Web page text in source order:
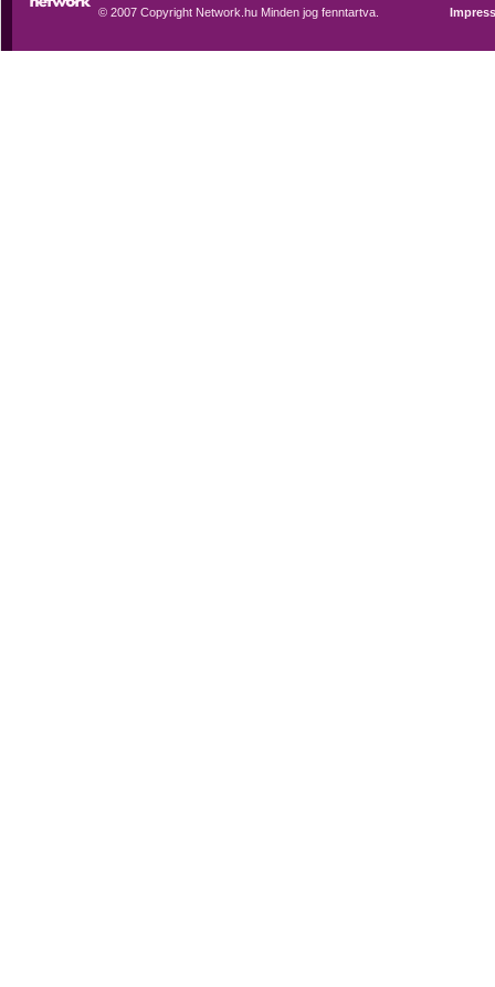
© 2007 Copyright Network.hu Minden jog fenntartva.